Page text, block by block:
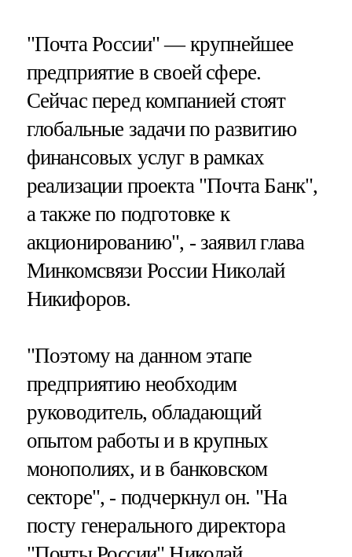
"Почта России" — крупнейшее
предприятие в своей сфере.
Сейчас перед компанией стоят
глобальные задачи по развитию
финансовых услуг в рамках
реализации проекта "Почта Банк",
а также по подготовке к
акционированию", - заявил глава
Минкомсвязи России Николай
Никифоров.
"Поэтому на данном этапе
предприятию необходим
руководитель, обладающий
опытом работы и в крупных
монополиях, и в банковском
секторе", - подчеркнул он. "На
посту генерального директора